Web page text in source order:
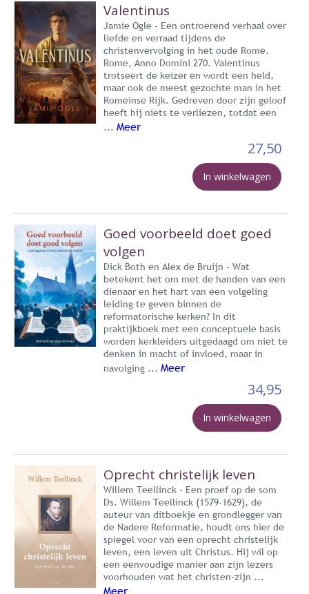
Valentinus
Jamie Ogle - Een ontroerend verhaal over
liefde en verraad tijdens de
christenvervolging in het oude Rome.
Rome, Anno Domini 270. Valentinus
trotseert de keizer en wordt een held,
maar ook de meest gezochte man in het
Romeinse Rijk. Gedreven door zijn geloof
heeft hij niets te verliezen, totdat een
... Meer
27,50
In winkelwagen
Goed voorbeeld doet goed
volgen
Dick Both en Alex de Bruijn - Wat
betekent het om met de handen van een
dienaar en het hart van een volgeling
leiding te geven binnen de
reformatorische kerken? In dit
praktijkboek met een conceptuele basis
worden kerkleiders uitgedaagd om niet te
denken in macht of invloed, maar in
navolging ... Meer
34,95
In winkelwagen
Oprecht christelijk leven
Willem Teellinck - Een proef op de som
Ds. Willem Teellinck (1579-1629), de
auteur van ditboekje en grondlegger van
de Nadere Reformatie, houdt ons hier de
spiegel voor van een oprecht christelijk
leven, een leven uit Christus. Hij wil op
een eenvoudige manier aan zijn lezers
voorhouden wat het christen-zijn ...
Meer